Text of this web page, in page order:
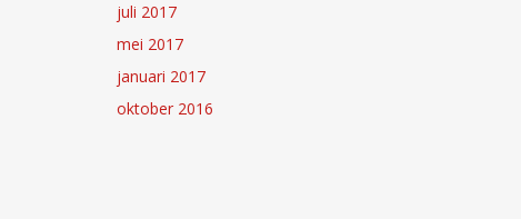
juli 2017
mei 2017
januari 2017
oktober 2016